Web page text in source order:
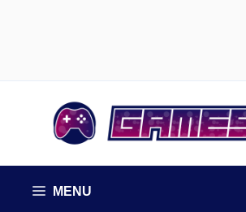
MENU